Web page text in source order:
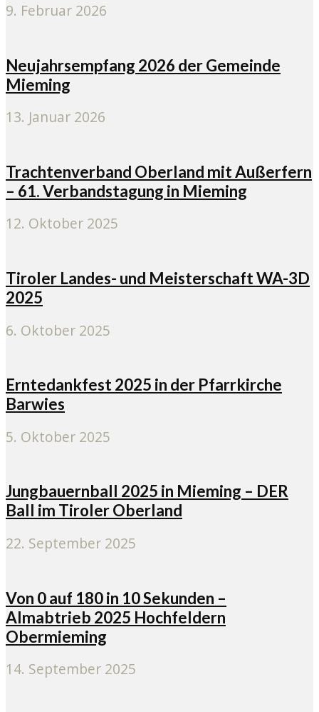
9. Februar 2026
Neujahrsempfang 2026 der Gemeinde
Mieming
13. Januar 2026
Trachtenverband Oberland mit Außerfern
– 61. Verbandstagung in Mieming
12. Oktober 2025
Tiroler Landes- und Meisterschaft WA-3D
2025
6. Oktober 2025
Erntedankfest 2025 in der Pfarrkirche
Barwies
5. Oktober 2025
Jungbauernball 2025 in Mieming – DER
Ball im Tiroler Oberland
22. September 2025
Von 0 auf 180 in 10 Sekunden –
Almabtrieb 2025 Hochfeldern
Obermieming
14. September 2025